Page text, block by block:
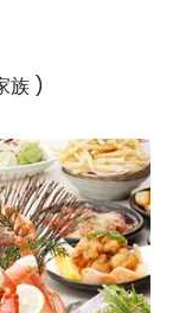
族 )